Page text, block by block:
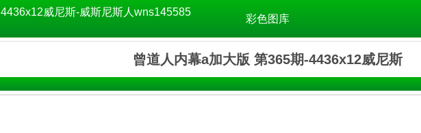
4436x12威尼斯-威斯尼斯人wns145585
彩色图库
曾道人内幕a加大版 第365期-4436x12威尼斯